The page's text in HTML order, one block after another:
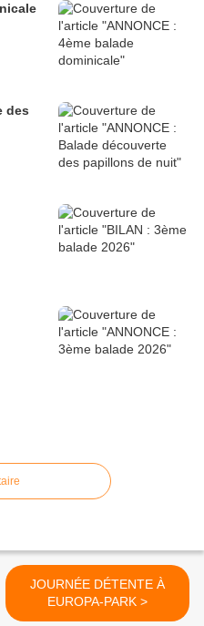
des
JOURNÉE DÉTENTE À
EUROPA-PARK >